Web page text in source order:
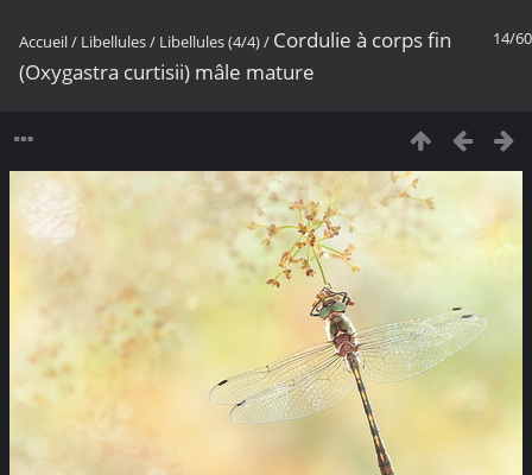
14/60
Accueil/ Libellules/ Libellules (4/4)/ Cordulie à corps fin
(Oxygastra curtisii) mâle mature